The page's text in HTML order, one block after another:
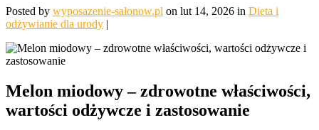
Posted by wyposazenie-salonow.pl on lut 14, 2026 in Dieta i
odżywianie dla urody |
Melon miodowy – zdrowotne właściwości,
wartości odżywcze i zastosowanie